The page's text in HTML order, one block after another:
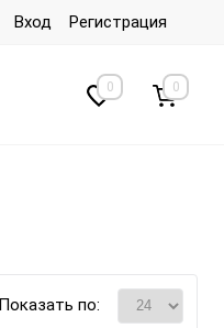
Вход Регистрация
0 0
Показать по: